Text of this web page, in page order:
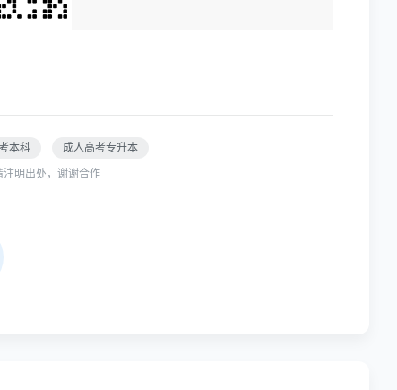
本科
成人高考专升本
明出处，谢谢合作